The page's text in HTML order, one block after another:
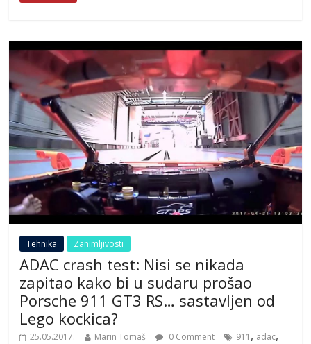
Tehnika Zanimljivosti
ADAC crash test: Nisi se nikada
zapitao kako bi u sudaru prošao
Porsche 911 GT3 RS… sastavljen od
Lego kockica?
25.05.2017. Marin Tomaš 0 Comment 911 , adac,